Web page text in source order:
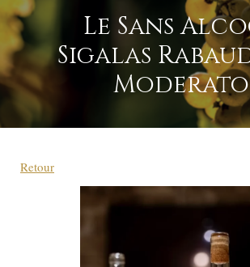
Le Sans
Sigalas
Moderato
Retour